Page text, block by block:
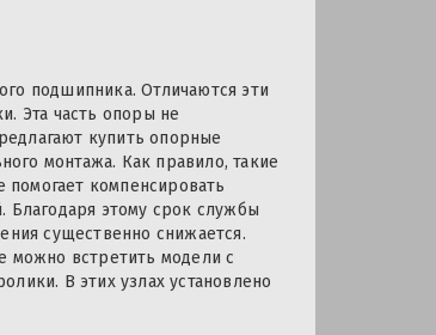
подшипника. Отличаются эти
Эта часть опоры не
купить опорные
монтажа. Как правило, такие
компенсировать
Благодаря этому срок службы
существенно снижается.
можно встретить модели с
В этих узлах установлено